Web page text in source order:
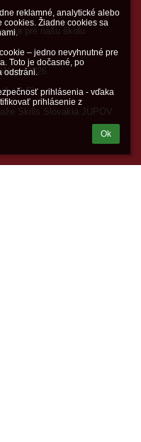
reklamné, analytické alebo
cookies. Žiadne cookies sa
– jedno nevyhnutné pre
Toto je dočasné, po
odstráni.
prihlásenia - vďaka
prihlásenie z
Ok
pre našu školu
2026
- 2.C)
Skills Slovakia JUPOV